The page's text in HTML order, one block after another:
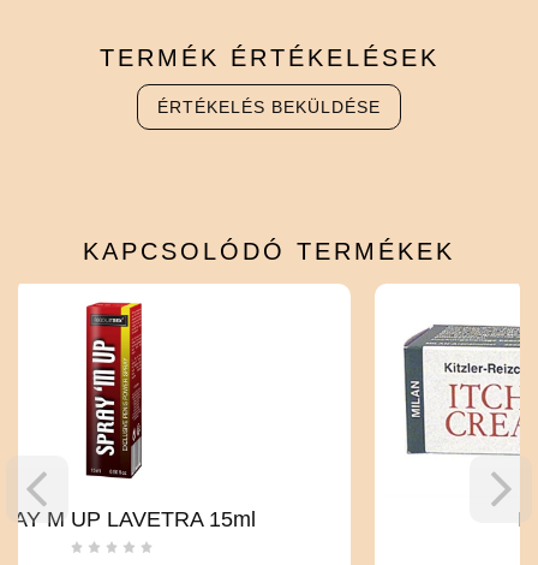
TERMÉK ÉRTÉKELÉSEK
ÉRTÉKELÉS BEKÜLDÉSE
KAPCSOLÓDÓ TERMÉKEK
15ml ITCH-CREAM